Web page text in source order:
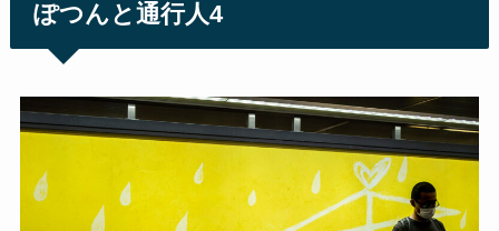
ぽつんと通行人4